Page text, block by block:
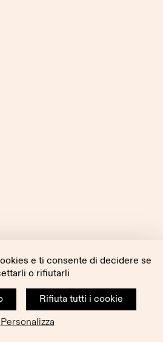
e ti consente di decidere se
o rifiutarli
Rifiuta tutti i cookie
Personalizza